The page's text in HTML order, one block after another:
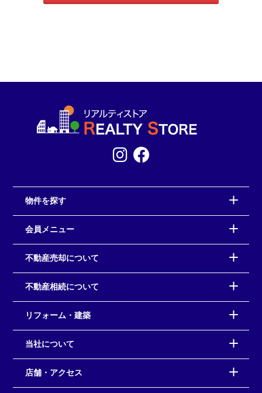
物件を探す
会員メニュー
不動産売却について
不動産相続について
リフォーム・建築
当社について
店舗・アクセス